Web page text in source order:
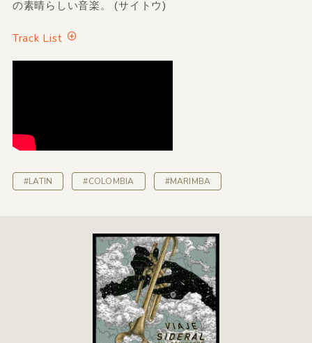
の素晴らしい音楽。 (サイトウ)
Track List
#LATIN #COLOMBIA #MARIMBA